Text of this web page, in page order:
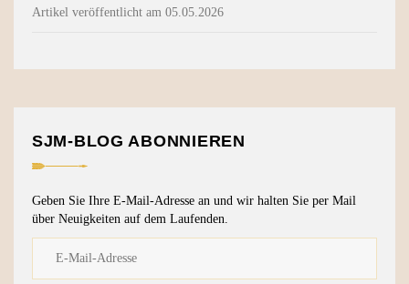
Artikel veröffentlicht am 05.05.2026
SJM-BLOG ABONNIEREN
Geben Sie Ihre E-Mail-Adresse an und wir halten Sie per Mail
über Neuigkeiten auf dem Laufenden.